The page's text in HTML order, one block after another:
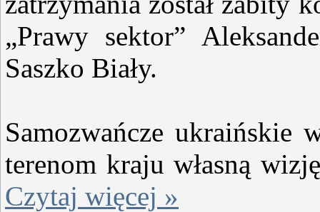
„Prawy sektor”
Saszko Biały.
Samozwańcze ukraińskie
terenom kraju własną
Czytaj więcej »